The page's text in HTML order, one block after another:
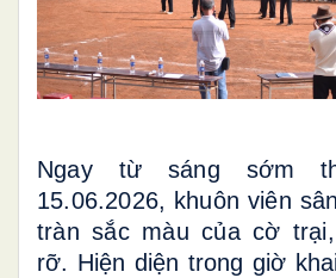
Ngay từ sáng sớm
15.06.2026, khuôn viên
tràn sắc màu của cờ
rỡ. Hiện diện trong giờ